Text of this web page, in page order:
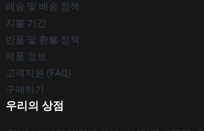
배송 및 배송 정책
지불 기간
반품 및 환불 정책
제품 정보
고객지원 (FAQ)
구매하기
우리의 상점